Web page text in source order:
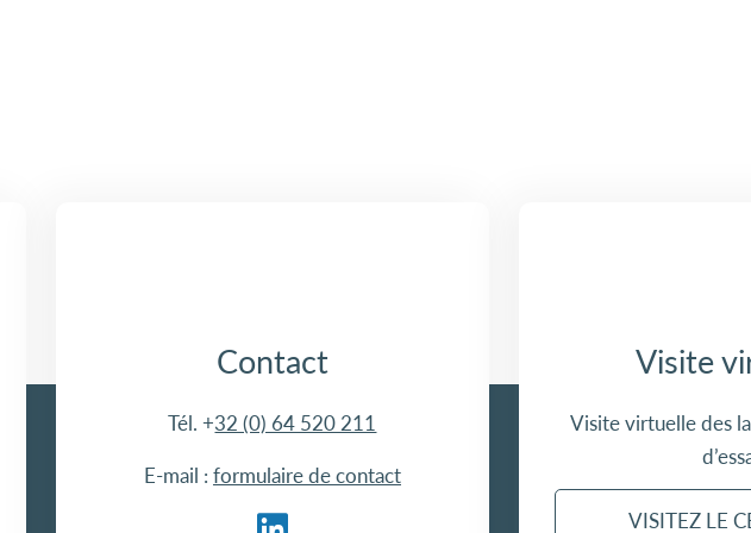
Contact
Tél. +32 (0) 64 520 211
E-mail : formulaire de contact
Visite
Visite virtuelle des
VISITEZ LE